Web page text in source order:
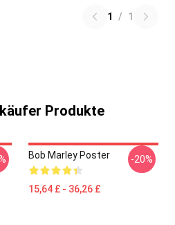
1 / 1
Produkte
Bob Marley Poster
15,64 £ - 36,26 £
-20%